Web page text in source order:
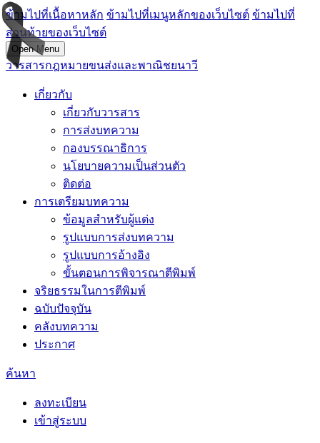
ข้ามไปที่เนื้อหาหลัก ข้ามไปที่เมนูหลักของเว็บไซต์ ข้ามไปที่
ส่วนท้ายของเว็บไซต์
Open Menu
วารสารกฎหมายขนส่งและพาณิชยนาวี
เกี่ยวกับ
เกี่ยวกับวารสาร
การส่งบทความ
กองบรรณาธิการ
นโยบายความเป็นส่วนตัว
ติดต่อ
การเตรียมบทความ
ข้อมูลสำหรับผู้แต่ง
รูปแบบการส่งบทความ
รูปแบบการอ้างอิง
ขั้นตอนการพิจารณาตีพิมพ์
จริยธรรมในการตีพิมพ์
ฉบับปัจจุบัน
คลังบทความ
ประกาศ
ค้นหา
ลงทะเบียน
เข้าสู่ระบบ